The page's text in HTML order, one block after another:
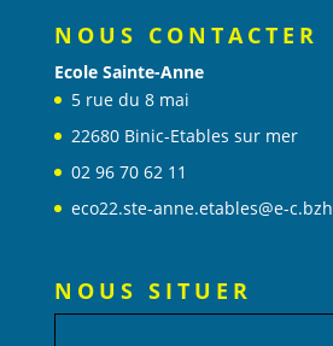
NOUS CONTACTER
Ecole Sainte-Anne
5 rue du 8 mai
22680 Binic-Etables sur mer
02 96 70 62 11
eco22.ste-anne.etables@e-c.bzh
NOUS SITUER